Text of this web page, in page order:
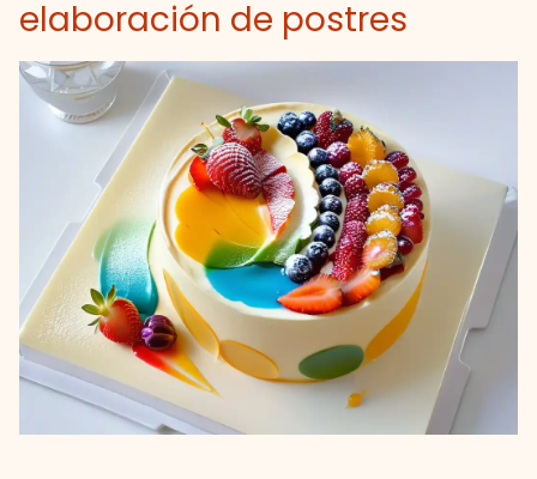
elaboración de postres